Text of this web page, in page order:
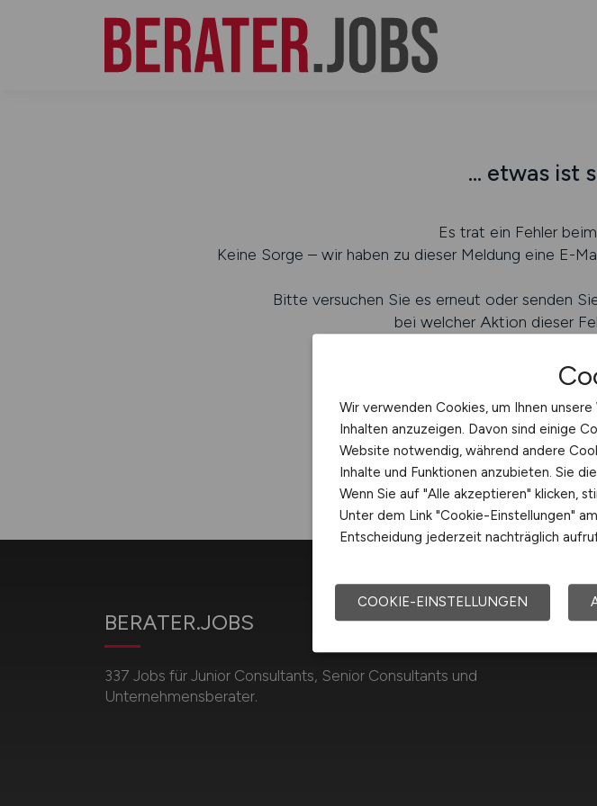
... etwas ist
Es trat ein Fehler
Keine Sorge – wir haben zu dieser Meldung eine E-
Bitte versuchen Sie es erneut oder senden
bei welcher Aktion dieser
BERATER.JOBS
337 Jobs für Junior Consultants, Senior Consultants und
Unternehmensberater.
Wir verwenden Cookies, um Ihnen
Inhalten anzuzeigen. Davon sind einige
Website notwendig, während andere
Inhalte und Funktionen anzubieten. Sie
Wenn Sie auf "Alle akzeptieren" klicken,
Unter dem Link "Cookie-Einstellungen"
Entscheidung jederzeit nachträglich
COOKIE-EINSTELLUNGEN